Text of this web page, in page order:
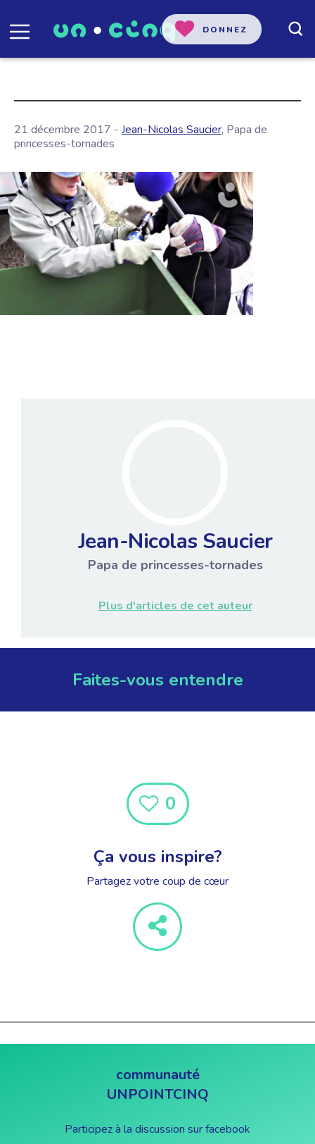
DONNEZ
21 décembre 2017 - Jean-Nicolas Saucier, Papa de
princesses-tornades
Jean-Nicolas Saucier
Papa de princesses-tornades
Plus d'articles de cet auteur
Faites-vous entendre
0
Ça vous inspire?
Partagez votre coup de cœur
communauté
UNPOINTCINQ
Participez à la discussion sur facebook